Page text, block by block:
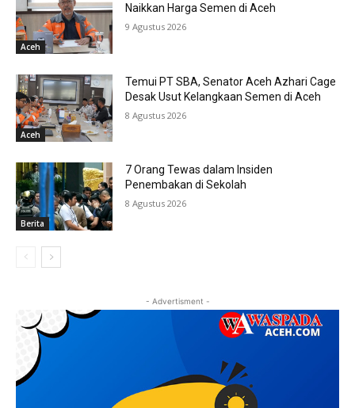
Aceh
Naikkan Harga Semen di Aceh
9 Agustus 2026
Aceh
Temui PT SBA, Senator Aceh Azhari Cage
Desak Usut Kelangkaan Semen di Aceh
8 Agustus 2026
Berita
7 Orang Tewas dalam Insiden
Penembakan di Sekolah
8 Agustus 2026
- Advertisment -